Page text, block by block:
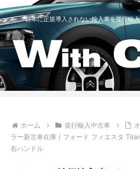
日本に正規導入されない輸入車を並行輸
ホーム 並行輸入中古車
ラー新古車在庫｜フォード フィエスタ
右ハンドル